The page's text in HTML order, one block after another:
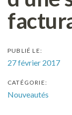
PUBLIÉ LE:
27 février 2017
CATÉGORIE:
Nouveautés